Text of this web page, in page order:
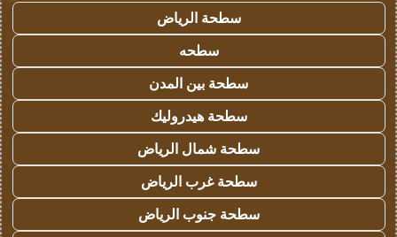
سطحة الرياض
سطحه
سطحة بين المدن
سطحة هيدروليك
سطحة شمال الرياض
سطحة غرب الرياض
سطحة جنوب الرياض